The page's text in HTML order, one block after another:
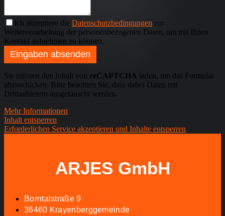
Ich akzeptiere die Datenschutzbedingungen zur
Weiterverarbeitung der personenbezogenen Daten, um mit Ihnen
Kontakt aufnehmen zu können.
Email
Address*
Eingaben absenden
Sie müssen den Inhalt von reCAPTCHA laden, um das Formular
abzuschicken. Bitte beachten Sie, dass dabei Daten mit
Drittanbietern ausgetauscht werden.
Mehr Informationen
Inhalt entsperren
Erforderlichen Service akzeptieren und Inhalte entsperren
ARJES GmbH
Borntalstraße 9
36460 Krayenberggemeinde